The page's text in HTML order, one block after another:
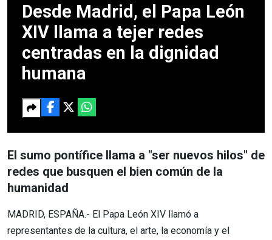
Desde Madrid, el Papa León
XIV llama a tejer redes
centradas en la dignidad
humana
El sumo pontífice llama a "ser nuevos hilos" de
redes que busquen el bien común de la
humanidad
MADRID, ESPAÑA.- El Papa León XIV llamó a
representantes de la cultura, el arte, la economía y el